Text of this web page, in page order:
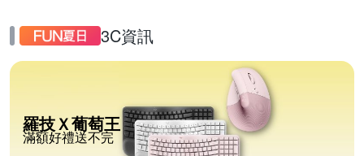
3C資訊
羅技Ｘ葡萄王
滿額好禮送不完